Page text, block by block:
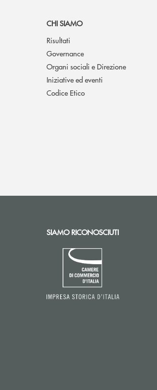
CHI SIAMO
Risultati
Governance
Organi sociali e Direzione
Iniziative ed eventi
Codice Etico
finestra
SIAMO RICONOSCIUTI